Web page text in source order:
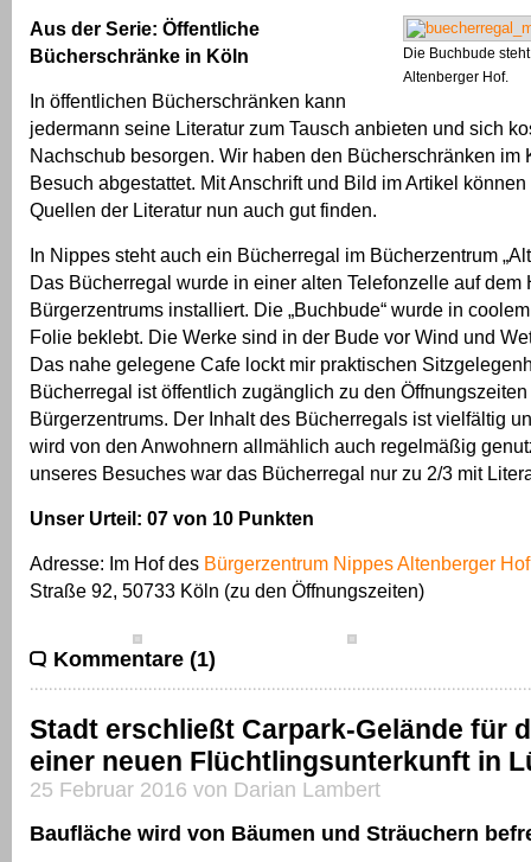
Die Buchbude
Altenberger Hof.
Aus der Serie: Öffentliche
Bücherschränke in Köln
In öffentlichen Bücherschränken kann
jedermann seine Literatur zum Tausch anbieten und sich
Nachschub besorgen. Wir haben den Bücherschränken im
Besuch abgestattet. Mit Anschrift und Bild im Artikel
Quellen der Literatur nun auch gut finden.
In Nippes steht auch ein Bücherregal im Bücherzentrum
Das Bücherregal wurde in einer alten Telefonzelle auf dem
Bürgerzentrums installiert. Die „Buchbude“ wurde in
Folie beklebt. Die Werke sind in der Bude vor Wind und
Das nahe gelegene Cafe lockt mir praktischen
Bücherregal ist öffentlich zugänglich zu den
Bürgerzentrums. Der Inhalt des Bücherregals ist vielfältig
wird von den Anwohnern allmählich auch regelmäßig
unseres Besuches war das Bücherregal nur zu 2/3 mit
Unser Urteil: 07 von 10 Punkten
Adresse: Im Hof des Bürgerzentrum Nippes Altenberger
Straße 92, 50733 Köln (zu den Öffnungszeiten)
Kommentare (1)
Stadt erschließt Carpark-Gelände für
einer neuen Flüchtlingsunterkunft in
25 Februar 2016 von Darian Lambert
Baufläche wird von Bäumen und Sträuchern